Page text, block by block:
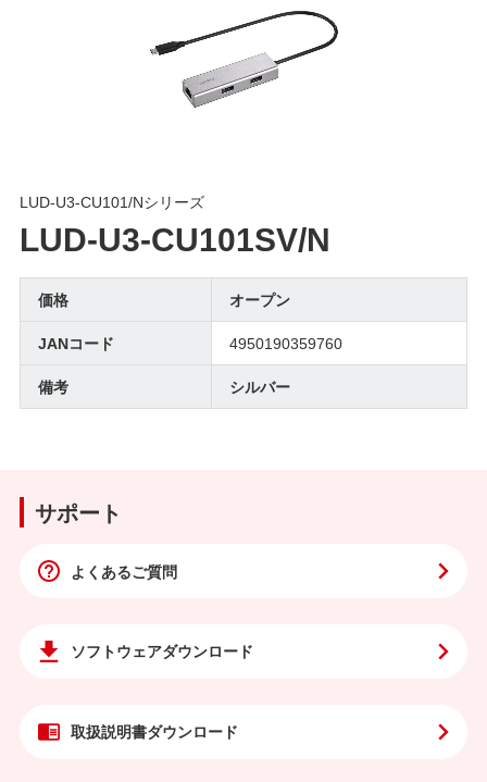
LUD-U3-CU101/Nシリーズ
LUD-U3-CU101SV/N
価格
オープン
JANコード
4950190359760
備考
シルバー
サポート
よくあるご質問
ソフトウェアダウンロード
取扱説明書ダウンロード